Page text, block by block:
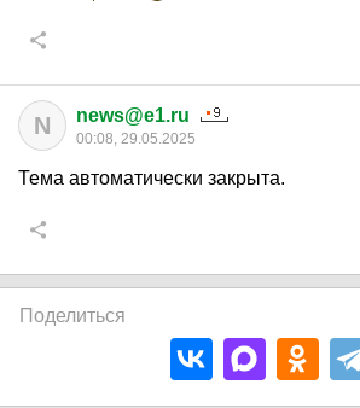
N news@e1.ru
00:08, 29.05.2025
Тема автоматически закрыта.
Поделиться